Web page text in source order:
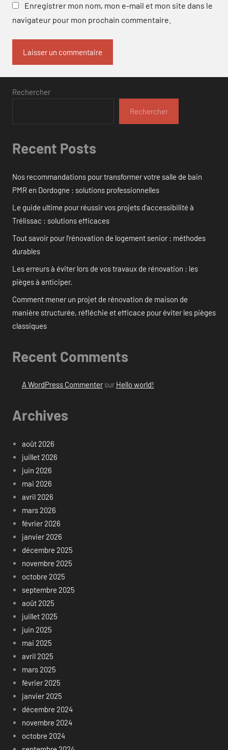
Enregistrer mon nom, mon e-mail et mon site dans le
navigateur pour mon prochain commentaire.
Rechercher
Rechercher
Recent Posts
Nos recommandations pour transformer votre salle de bain
PMR en Dordogne : solutions professionnelles
Le guide ultime pour réussir vos projets d’accessibilité à
Trélissac : solutions efficaces
Tout savoir pour l’rénovation de logement senior : méthodes
durables
Les erreurs à éviter lors de vos travaux de rénovation : les
pièges à anticiper.
Comment mener un projet de rénovation de maison de
manière structurée, réfléchie et efficace pour éviter les pièges
classiques
Recent Comments
A WordPress Commentersur Hello world!
Archives
août 2026
juillet 2026
juin 2026
mai 2026
avril 2026
mars 2026
février 2026
janvier 2026
décembre 2025
novembre 2025
octobre 2025
septembre 2025
août 2025
juillet 2025
juin 2025
mai 2025
avril 2025
mars 2025
février 2025
janvier 2025
décembre 2024
novembre 2024
octobre 2024